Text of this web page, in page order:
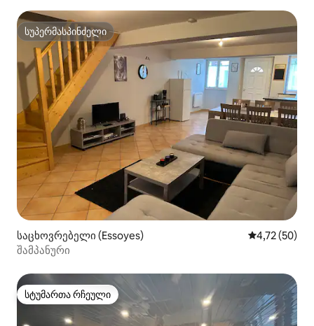
სუპერმასპინძელი
სუპერმასპინძელი
საცხოვრებელი (Essoyes) საშუალო
4,72 (50)
შამპანური
სტუმართა რჩეული
სტუმართა რჩეული